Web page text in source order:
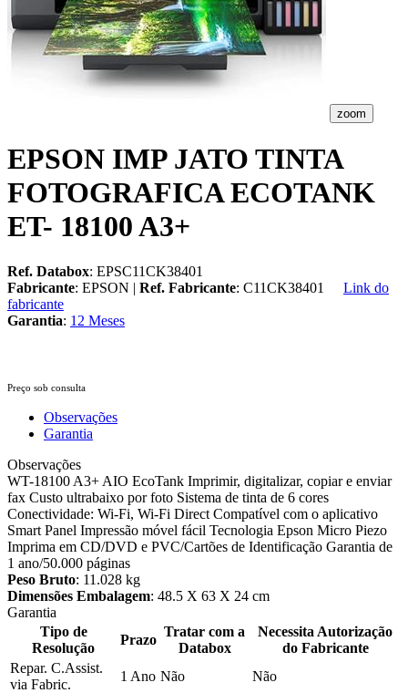
zoom
EPSON IMP JATO TINTA
FOTOGRAFICA ECOTANK
ET- 18100 A3+
Ref. Databox: EPSC11CK38401
Fabricante: EPSON | Ref. Fabricante: C11CK38401
Link do
fabricante
Garantia: 12 Meses
Preço sob consulta
Observações
Garantia
Observações
WT-18100 A3+ AIO EcoTank Imprimir, digitalizar, copiar e enviar
fax Custo ultrabaixo por foto Sistema de tinta de 6 cores
Conectividade: Wi-Fi, Wi-Fi Direct Compatível com o aplicativo
Smart Panel Impressão móvel fácil Tecnologia Epson Micro Piezo
Imprima em CD/DVD e PVC/Cartões de Identificação Garantia de
1 ano/50.000 páginas
Peso Bruto: 11.028 kg
Dimensões Embalagem: 48.5 X 63 X 24 cm
Garantia
Tipo de
Resolução
Prazo
Tratar com a
Databox
Necessita Autorização
do Fabricante
Repar. C.Assist.
via Fabric.
1 Ano Não Não